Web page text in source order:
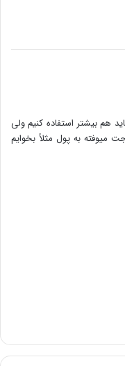
هم بیشتر استفاده کنیم ولی
میوفته به پول مثلاً بخوایم